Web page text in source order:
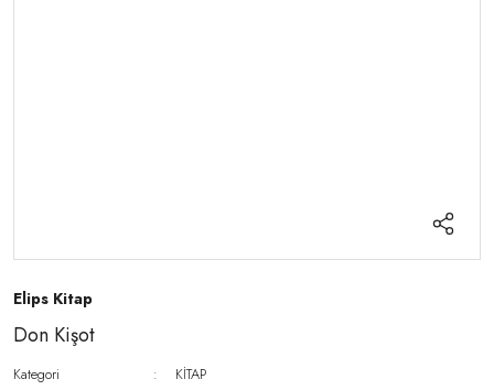
Elips Kitap
Don Kişot
Kategori
KİTAP